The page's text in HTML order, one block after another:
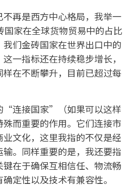
再是西方中心格局，我举一
家在全球货物贸易中的占比
们金砖国家在世界出口中的
一指标还在持续稳步增长，
在不断攀升，目前已超过每
“连接国家”（如果可以这样
而重要的作用。它们连接市
文化，这里我指的不仅是经
。同样重要的是，我还要指
在于确保互相信任、物流畅
定性以及技术有兼容性。